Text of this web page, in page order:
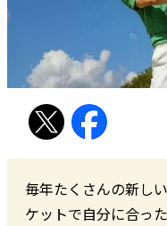
毎年たくさんの新し
ケットで自分に合っ